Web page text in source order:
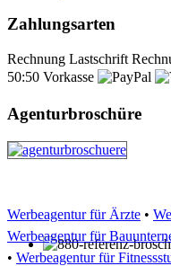
Zahlungsarten
Rechnung Lastschrift
50:50 Vorkasse
Agenturbroschüre
Werbeagentur für Ärzte •
Werbeagentur für
• Werbeagentur für